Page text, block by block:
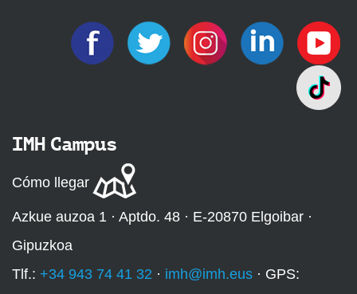
IMH Campus
Cómo llegar
Azkue auzoa 1 · Aptdo. 48 · E-20870 Elgoibar ·
Gipuzkoa
Tlf.: +34 943 74 41 32 · imh@imh.eus · GPS: